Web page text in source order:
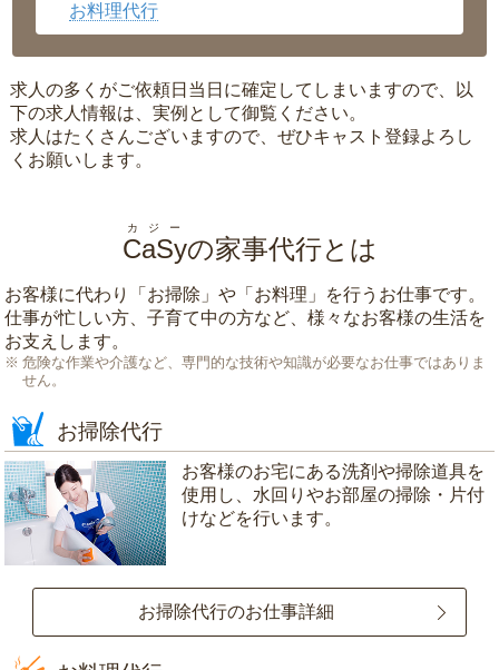
お料理代行
求人の多くがご依頼日当日に確定してしまいますので、以
下の求人情報は、実例として御覧ください。
求人はたくさんございますので、ぜひキャスト登録よろし
くお願いします。
CaSy
カジー
の家事代行とは
お客様に代わり「 お掃除 」や「 お料理 」を行うお仕事です。
仕事が忙しい方、子育て中の方など、様々なお客様の生活を
お支えします。
危険な作業や介護など、専門的な技術や知識が必要なお仕事ではありま
せん。
お掃除代行
お客様のお宅にある洗剤や掃除道具を
使用し、水回りやお部屋の掃除・片付
けなどを行います。
お掃除代行のお仕事詳細